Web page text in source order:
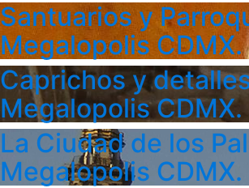
Santuarios y
Megalopolis
Caprichos y
Megalopolis
La Ciudad de los
Megalopolis